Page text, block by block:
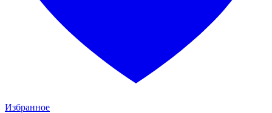
Избранное